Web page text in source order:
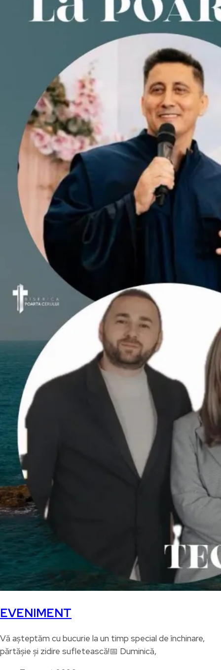
EVENIMENT
Vă așteptăm cu bucurie la un timp special de închinare,
părtășie și zidire sufletească!📅 Duminică,